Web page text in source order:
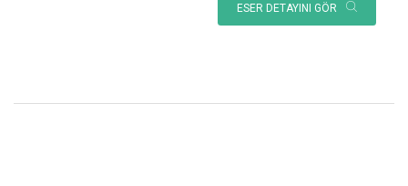
ESER DETAYINI GÖR